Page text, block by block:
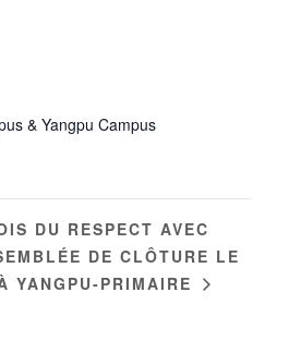
& Yangpu Campus
DU RESPECT AVEC
DE CLÔTURE LE
YANGPU-PRIMAIRE